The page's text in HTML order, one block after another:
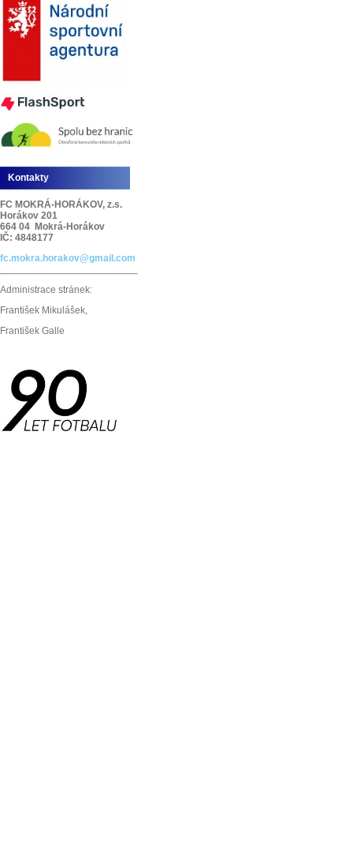
Kontakty
FC MOKRÁ-HORÁKOV, z.s.
Horákov 201
664 04 Mokrá-Horákov
IČ: 4848177
fc.mokra.horakov@gmail.com
Administrace stránek:
František Mikulášek,
František Galle